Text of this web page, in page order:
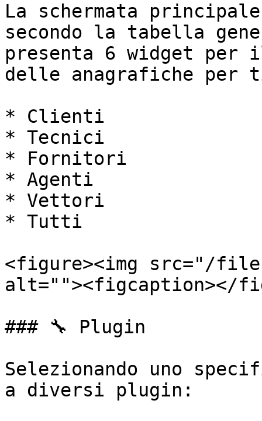
La schermata
secondo la tabella
presenta 6 widget
delle anagrafiche per
* Clienti
* Tecnici
* Fornitori
* Agenti
* Vettori
* Tutti
<figure><img src="/
alt=""><figcaption></
### 🔧 Plugin
Selezionando uno
a diversi plugin: